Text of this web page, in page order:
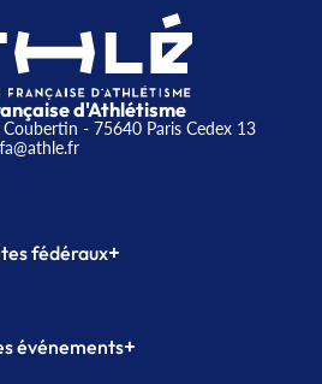
d'Athlétisme
- 75640 Paris Cedex 13
fédéraux+
Formation
événements+